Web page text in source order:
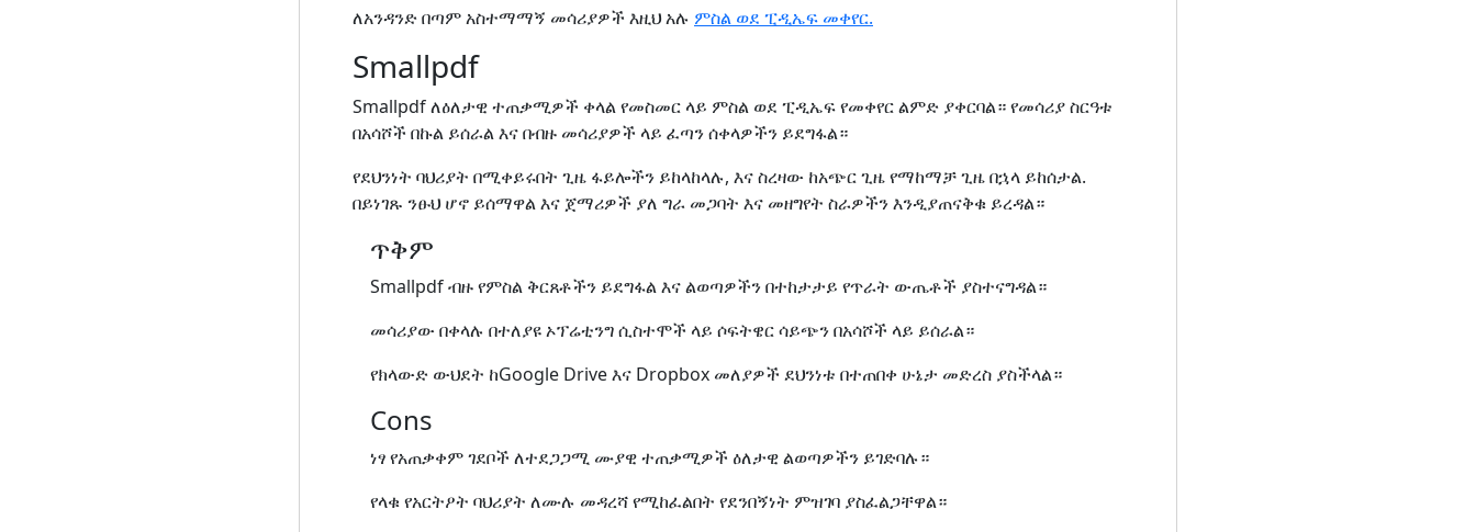
ለአንዳንድ በጣም አስተማማኝ መሳሪያዎች እዚህ አሉ ምስል ወደ ፒዲኤፍ መቀየር.
Smallpdf
Smallpdf ለዕለታዊ ተጠቃሚዎች ቀላል የመስመር ላይ ምስል ወደ ፒዲኤፍ የመቀየር ልምድ ያቀርባል። የመሳሪያ ስርዓቱ
በአሳሾች በኩል ይሰራል እና በብዙ መሳሪያዎች ላይ ፈጣን ሰቀላዎችን ይደግፋል።
የደህንነት ባህሪያት በሚቀይሩበት ጊዜ ፋይሎችን ይከላከላሉ, እና ስረዛው ከአጭር ጊዜ የማከማቻ ጊዜ በኋላ ይከሰታል.
በይነገጹ ንፁህ ሆኖ ይሰማዋል እና ጀማሪዎች ያለ ግራ መጋባት እና መዘግየት ስራዎችን እንዲያጠናቅቁ ይረዳል።
ጥቅም
Smallpdf ብዙ የምስል ቅርጸቶችን ይደግፋል እና ልወጣዎችን በተከታታይ የጥራት ውጤቶች ያስተናግዳል።
መሳሪያው በቀላሉ በተለያዩ ኦፕሬቲንግ ሲስተሞች ላይ ሶፍትዌር ሳይጭን በአሳሾች ላይ ይሰራል።
የክላውድ ውህደት ከGoogle Drive እና Dropbox መለያዎች ደህንነቱ በተጠበቀ ሁኔታ መድረስ ያስችላል።
Cons
ነፃ የአጠቃቀም ገደቦች ለተደጋጋሚ ሙያዊ ተጠቃሚዎች ዕለታዊ ልወጣዎችን ይገድባሉ።
የላቁ የአርትዖት ባህሪያት ለሙሉ መዳረሻ የሚከፈልበት የደንበኝነት ምዝገባ ያስፈልጋቸዋል።